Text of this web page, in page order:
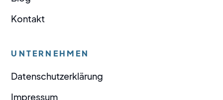
Kontakt
UNTERNEHMEN
Datenschutzerklärung
Impressum